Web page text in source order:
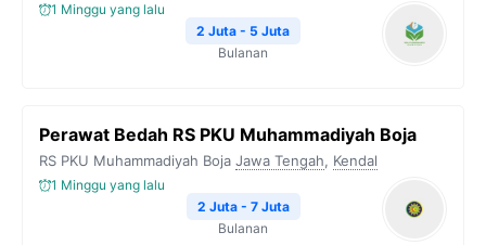
1 Minggu yang lalu
2 Juta - 5 Juta
Bulanan
Perawat Bedah RS PKU Muhammadiyah Boja
RS PKU Muhammadiyah Boja Jawa Tengah, Kendal
1 Minggu yang lalu
2 Juta - 7 Juta
Bulanan